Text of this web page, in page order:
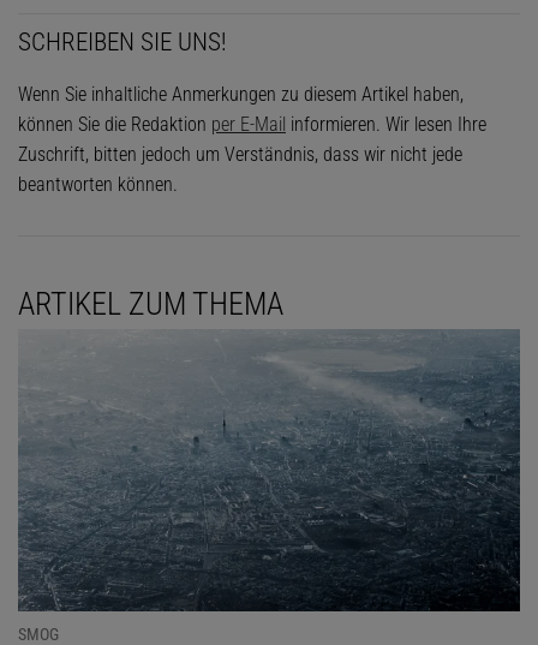
SCHREIBEN SIE UNS!
Wenn Sie inhaltliche Anmerkungen zu diesem Artikel haben,
können Sie die Redaktion per E-Mail informieren. Wir lesen Ihre
Zuschrift, bitten jedoch um Verständnis, dass wir nicht jede
beantworten können.
ARTIKEL ZUM THEMA
SMOG